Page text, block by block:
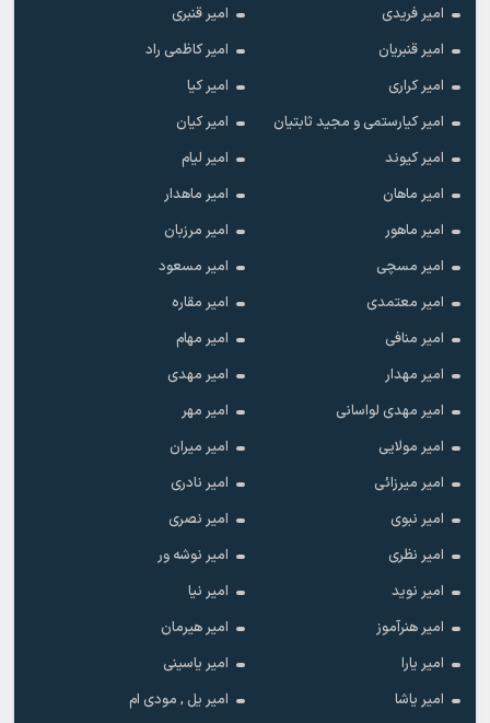
امیر فریدی
امیر قنبری
امیر قنبریان
امیر کاظمی راد
امیر کراری
امیر کیا
امیر کیارستمی و مجید ثابتیان
امیر کیان
امیر کیوند
امیر لیام
امیر ماهان
امیر ماهدار
امیر ماهور
امیر مرزبان
امیر مسچی
امیر مسعود
امیر معتمدی
امیر مقاره
امیر منافی
امیر مهام
امیر مهدار
امیر مهدی
امیر مهدی لواسانی
امیر مهر
امیر مولایی
امیر میران
امیر میرزائی
امیر نادری
امیر نبوی
امیر نصری
امیر نظری
امیر نوشه ور
امیر نوید
امیر نیا
امیر هنرآموز
امیر هیرمان
امیر یارا
امیر یاسینی
امیر یاشا
امیر یل , مودی ام